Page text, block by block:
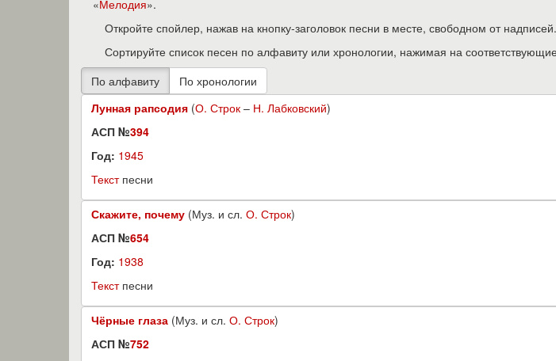
«Мелодия».
Откройте спойлер, нажав на кнопку-заголовок песни в месте, свободном от надписей.
Сортируйте список песен по алфавиту или хронологии, нажимая на
Лунная рапсодия (О. Строк – Н. Лабковский)
АСП №394
Год: 1945
Текстпесни
Скажите, почему (Муз. и сл. О. Строк)
АСП №654
Год: 1938
Текстпесни
Чёрные глаза (Муз. и сл. О. Строк)
АСП №752